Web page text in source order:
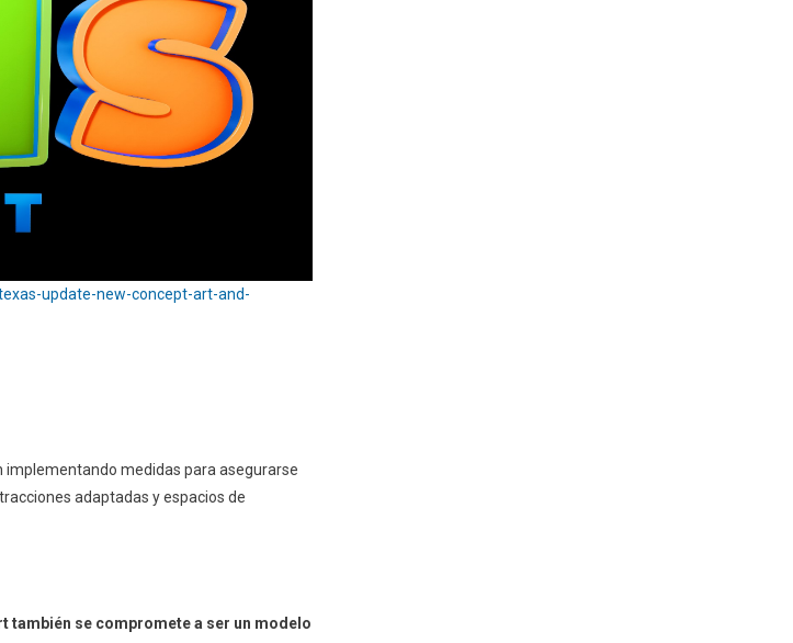
update-new-concept-art-and-
implementando medidas para asegurarse
adaptadas y espacios de
también se compromete a ser un modelo